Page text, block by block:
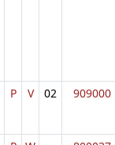
P V 02 909000